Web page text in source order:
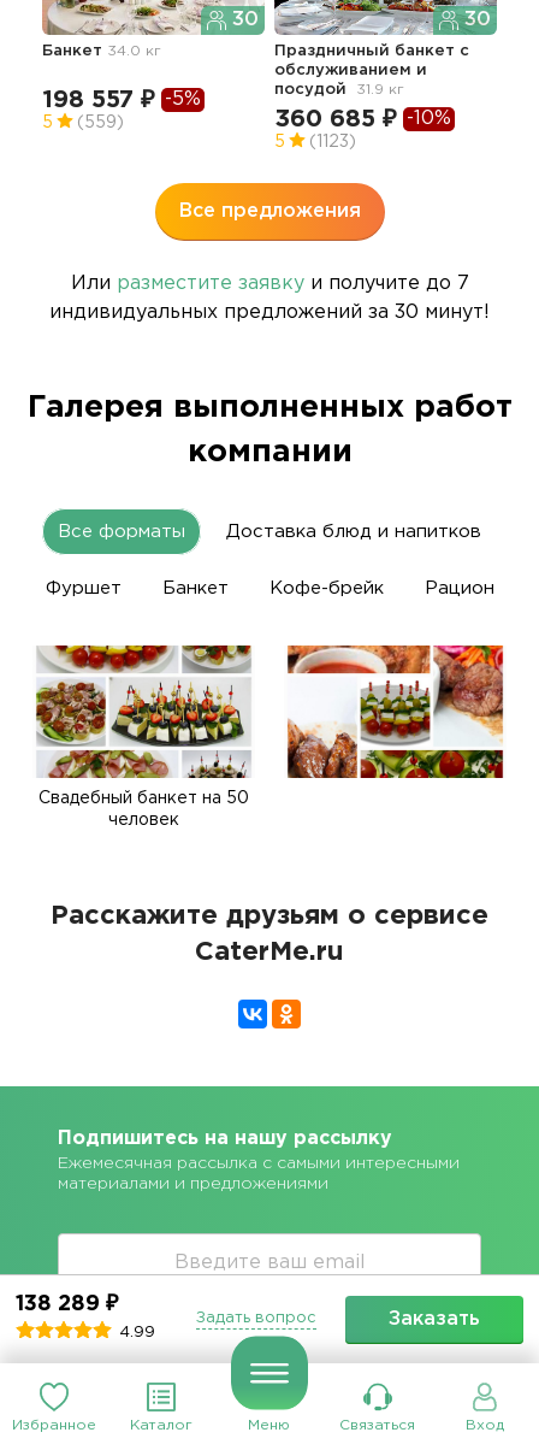
Избранное Каталог Меню Связаться Вход
138 289 ₽
4.99
Заказать
Задать вопрос
30
Банкет 34.0 кг
198 557 ₽ -5%
5 (559)
30
Праздничный банкет с
обслуживанием и
посудой
31.9 кг
360 685 ₽ -10%
5 (1123)
Все предложения
Или разместите заявкуи получите до 7
индивидуальных предложений за 30 минут!
Галерея выполненных работ
компании
Все форматы Доставка блюд и напитков
Фуршет Банкет Кофе-брейк Рацион
Свадебный банкет на 50
человек
Расскажите друзьям о сервисе
CaterMe.ru
Подпишитесь на нашу рассылку
Ежемесячная рассылка с самыми интересными
материалами и предложениями
Подписаться